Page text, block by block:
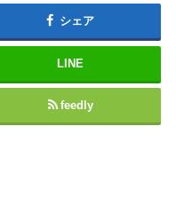
シェア
LINE
feedly